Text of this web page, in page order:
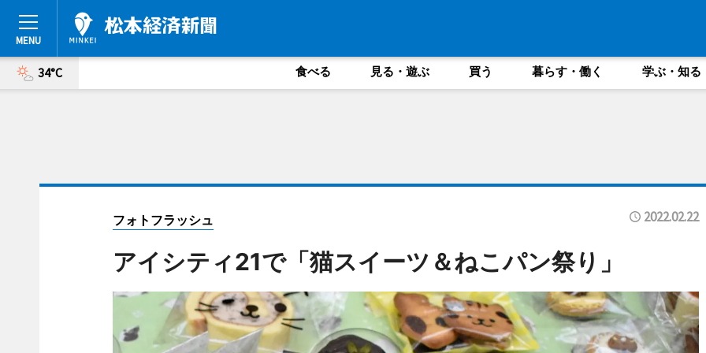
34°C 食べる 見る・遊ぶ 買う 暮らす・働く 学ぶ・知る
フォトフラッシュ 2022.02.22
アイシティ21で「猫スイーツ＆ねこパン祭り」